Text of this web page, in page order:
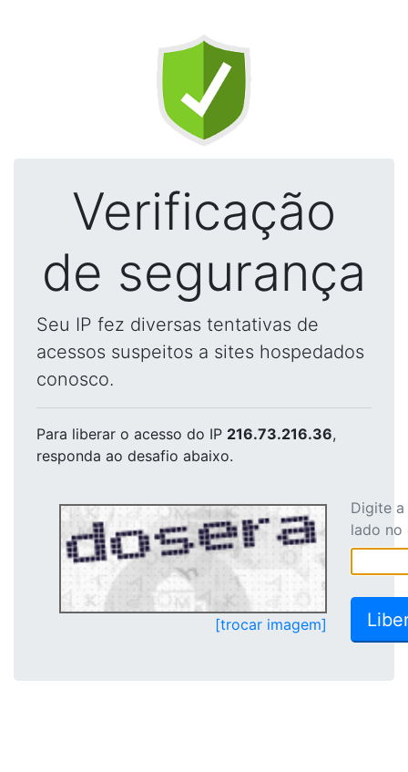
Verificação
de segurança
Seu IP fez diversas tentativas de
acessos suspeitos a sites hospedados
conosco.
Para liberar o acesso do IP 216.73.216.36,
responda ao desafio abaixo.
[trocar imagem]
Digite
lado no